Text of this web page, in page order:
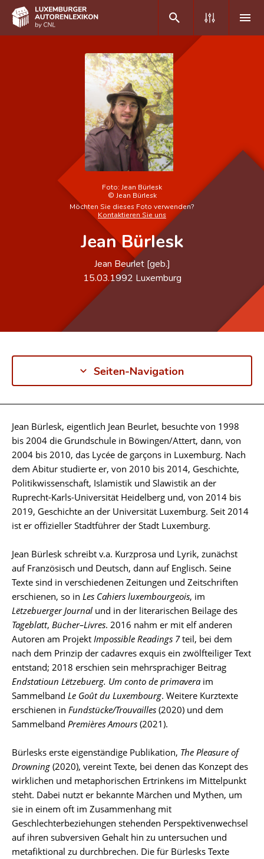
Autor(inn)en A-Z
Erweiterte Suche
Häufige Fragen und Antworten
Foto: Jean Bürlesk
© Jean Bürlesk
Möchten Sie dieses Foto verwenden?
Kontaktieren Sie uns
Jean Bürlesk
Jean Beurlet [geb.]
15.03.1992 Luxemburg
Seiten-Navigation
Biographie
Jean Bürlesk, eigentlich Jean Beurlet, besuchte von 1998
bis 2004 die Grundschule in Böwingen/Attert, dann, von
2004 bis 2010, das Lycée de garçons in Luxemburg. Nach
dem Abitur studierte er, von 2010 bis 2014, Geschichte,
Politikwissenschaft, Islamistik und Slawistik an der
Ruprecht-Karls-Universität Heidelberg und, von 2014 bis
2019, Geschichte an der Universität Luxemburg. Seit 2014
ist er offizieller Stadtführer der Stadt Luxemburg.
Jean Bürlesk schreibt v.a. Kurzprosa und Lyrik, zunächst
auf Französisch und Deutsch, dann auf Englisch. Seine
Texte sind in verschiedenen Zeitungen und Zeitschriften
erschienen, so in Les Cahiers luxembourgeois, im
Lëtzebuerger Journal und in der literarischen Beilage des
Tageblatt, Bücher–Livres. 2016 nahm er mit elf anderen
Autoren am Projekt Impossible Readings 7teil, bei dem
nach dem Prinzip der cadavres exquis ein zwölfteiliger Text
entstand; 2018 erschien sein mehrsprachiger Beitrag
Endstatioun Lëtzebuerg. Um conto de primavera im
Sammelband Le Goût du Luxembourg. Weitere Kurztexte
erschienen in Fundstücke/Trouvailles (2020) und dem
Sammelband Premières Amours (2021).
Bürlesks erste eigenständige Publikation, The Pleasure of
Drowning (2020), vereint Texte, bei denen das Konzept des
wirklichen und metaphorischen Ertrinkens im Mittelpunkt
steht. Dabei nutzt er bekannte Märchen und Mythen, um
sie in einem oft im Zusammenhang mit
Geschlechterbeziehungen stehenden Perspektivenwechsel
auf ihren subversiven Gehalt hin zu untersuchen und
metafiktional zu durchbrechen. Die für Bürlesks Texte